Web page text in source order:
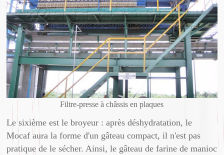
Filtre-presse à châssis en plaques
Le sixième est le broyeur : après déshydratation, le
Mocaf aura la forme d'un gâteau compact, il n'est pas
pratique de le sécher. Ainsi, le gâteau de farine de manioc